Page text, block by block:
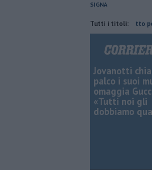
SIGNA
Tutti i titoli:
Giornalismo in lutto per la
Jovanotti
palco i suoi
omaggia
«Tutti noi gli
dobbiamo